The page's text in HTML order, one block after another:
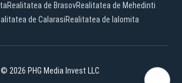
Realitatea de BrasovRealitatea de Mehedinti
de CalarasiRealitatea de Ialomita
© 2026 PHG Media Invest LLC